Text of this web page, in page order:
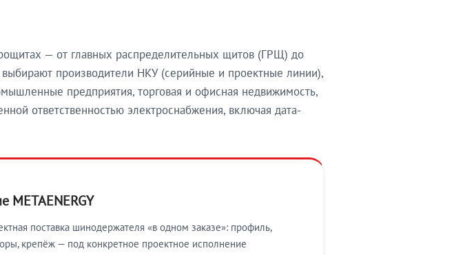
— от главных распределительных щитов (ГРЩ) до
производители НКУ (серийные и проектные линии),
предприятия, торговая и офисная недвижимость,
ответственностью электроснабжения, включая дата-
METAENERGY
поставка шинодержателя «в одном заказе»: профиль,
крепёж — под конкретное проектное исполнение